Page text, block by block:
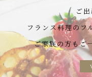
ご
フランス料理のフ
ご家族の方もご